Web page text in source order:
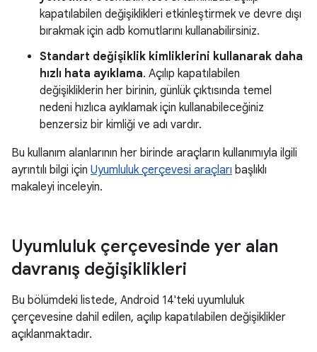
kapatılabilen değişiklikleri etkinleştirmek ve devre dışı
bırakmak için adb komutlarını kullanabilirsiniz.
Standart değişiklik kimliklerini kullanarak daha
hızlı hata ayıklama. Açılıp kapatılabilen
değişikliklerin her birinin, günlük çıktısında temel
nedeni hızlıca ayıklamak için kullanabileceğiniz
benzersiz bir kimliği ve adı vardır.
Bu kullanım alanlarının her birinde araçların kullanımıyla ilgili
ayrıntılı bilgi için Uyumluluk çerçevesi araçları başlıklı
makaleyi inceleyin.
Uyumluluk çerçevesinde yer alan
davranış değişiklikleri
Bu bölümdeki listede, Android 14'teki uyumluluk
çerçevesine dahil edilen, açılıp kapatılabilen değişiklikler
açıklanmaktadır.